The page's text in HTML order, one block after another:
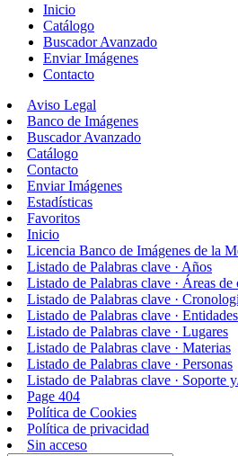
Inicio
Catálogo
Buscador Avanzado
Enviar Imágenes
Contacto
Aviso Legal
Banco de Imágenes
Buscador Avanzado
Catálogo
Contacto
Enviar Imágenes
Estadísticas
Favoritos
Inicio
Licencia Banco de Imágenes de la
Listado de Palabras clave · Años
Listado de Palabras clave · Áreas
Listado de Palabras clave ·
Listado de Palabras clave · Entidades
Listado de Palabras clave · Lugares
Listado de Palabras clave · Materias
Listado de Palabras clave · Personas
Listado de Palabras clave · Soporte
Page 404
Política de Cookies
Política de privacidad
Sin acceso